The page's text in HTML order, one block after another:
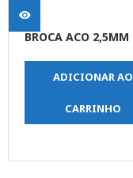
BROCA ACO 2,5MM
ADICIONAR AO
CARRINHO